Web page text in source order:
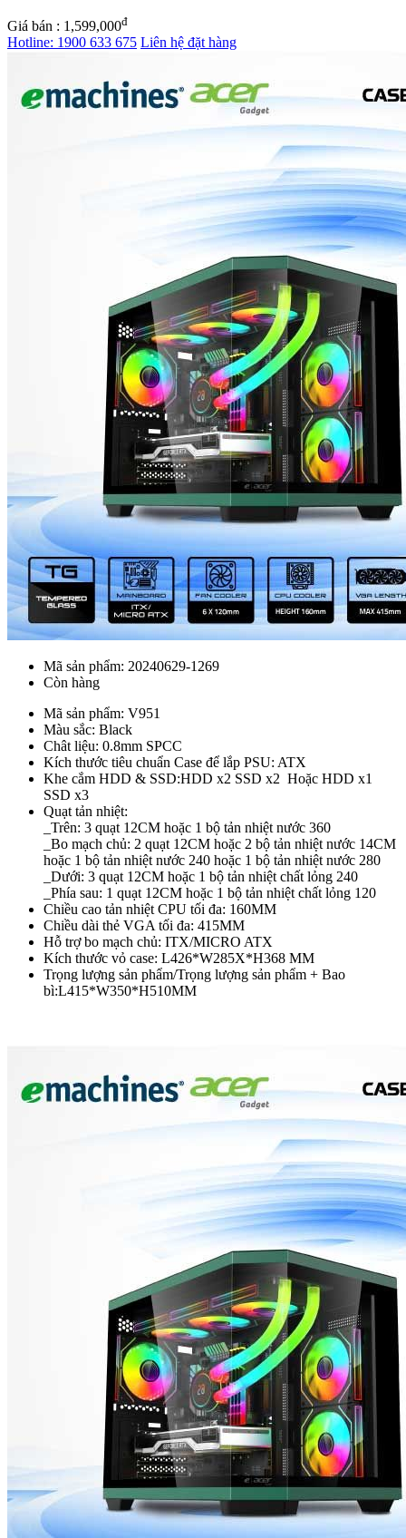
Giá bán : 1,599,000đ
Hotline: 1900 633 675 Liên hệ đặt hàng
Mã sản phẩm: 20240629-1269
Còn hàng
Mã sản phẩm: V951
Màu sắc: Black
Chât liệu: 0.8mm SPCC
Kích thước tiêu chuẩn Case để lắp PSU: ATX
Khe cắm HDD & SSD:HDD x2 SSD x2 Hoặc HDD x1
SSD x3
Quạt tản nhiệt:
_Trên: 3 quạt 12CM hoặc 1 bộ tản nhiệt nước 360
_Bo mạch chủ: 2 quạt 12CM hoặc 2 bộ tản nhiệt nước 14CM
hoặc 1 bộ tản nhiệt nước 240 hoặc 1 bộ tản nhiệt nước 280
_Dưới: 3 quạt 12CM hoặc 1 bộ tản nhiệt chất lỏng 240
_Phía sau: 1 quạt 12CM hoặc 1 bộ tản nhiệt chất lỏng 120
Chiều cao tản nhiệt CPU tối đa: 160MM
Chiều dài thẻ VGA tối đa: 415MM
Hỗ trợ bo mạch chủ: ITX/MICRO ATX
Kích thước vỏ case: L426*W285X*H368 MM
Trọng lượng sản phẩm/Trọng lượng sản phẩm + Bao
bì:L415*W350*H510MM